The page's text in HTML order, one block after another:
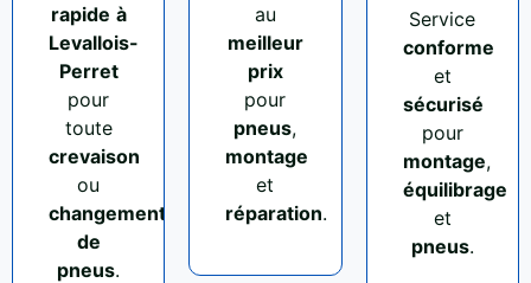
rapide à
Levallois-
Perret
pour
toute
crevaison
ou
changement
de
pneus.
au
meilleur
prix
pour
pneus,
montage
et
réparation.
Service
conforme
et
sécurisé
pour
montage,
équilibrage
et
pneus.